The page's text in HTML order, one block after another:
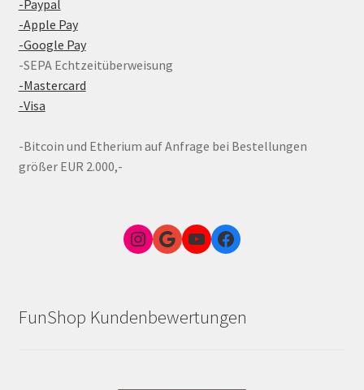
-Paypal
-Apple Pay
-Google Pay
-SEPA Echtzeitüberweisung
-Mastercard
-Visa
-Bitcoin und Etherium auf Anfrage bei Bestellungen
größer EUR 2.000,-
Instagram
Google Link zum FunShop WienYouTubeFacebook
FunShop Kundenbewertungen